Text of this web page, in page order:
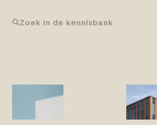
Zoek in de kennisbank
GebrekenKlachtplicht